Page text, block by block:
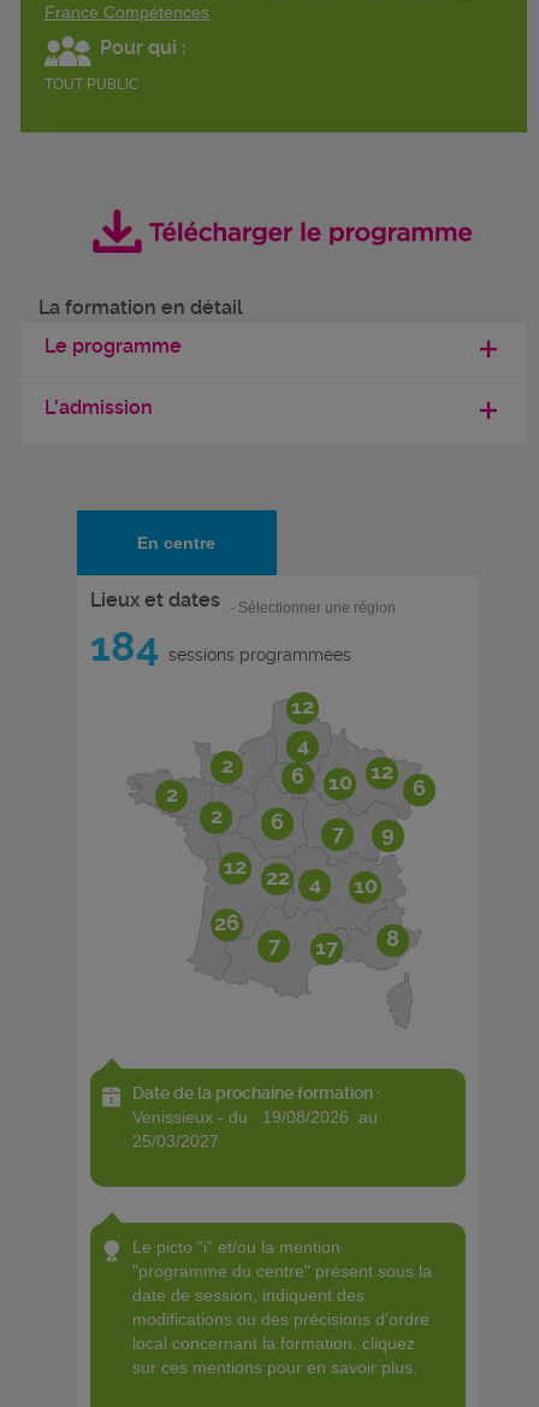
France Compétences
Pour qui :
TOUT PUBLIC
La formation en détail
Le programme
L'admission
En centre
Lieux et dates - Sélectionner une région
184 sessions programmées
6
26
4
2
7
2
6
10
9
6
17
22
12
7
12
2
4
12
8
10
Date de la prochaine formation :
venissieux - du 19/08/2026 au
25/03/2027
le picto "i" et/ou la mention
"programme du centre" présent sous la
date de session, indiquent des
modifications ou des précisions d'ordre
local concernant la formation. cliquez
sur ces mentions pour en savoir plus.